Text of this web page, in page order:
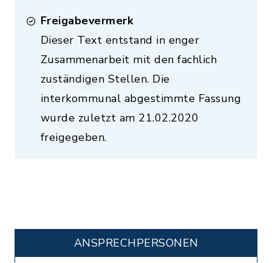
Freigabevermerk
Dieser Text entstand in enger
Zusammenarbeit mit den fachlich
zuständigen Stellen. Die
interkommunal abgestimmte Fassung
wurde zuletzt am 21.02.2020
freigegeben.
ANSPRECHPERSONEN